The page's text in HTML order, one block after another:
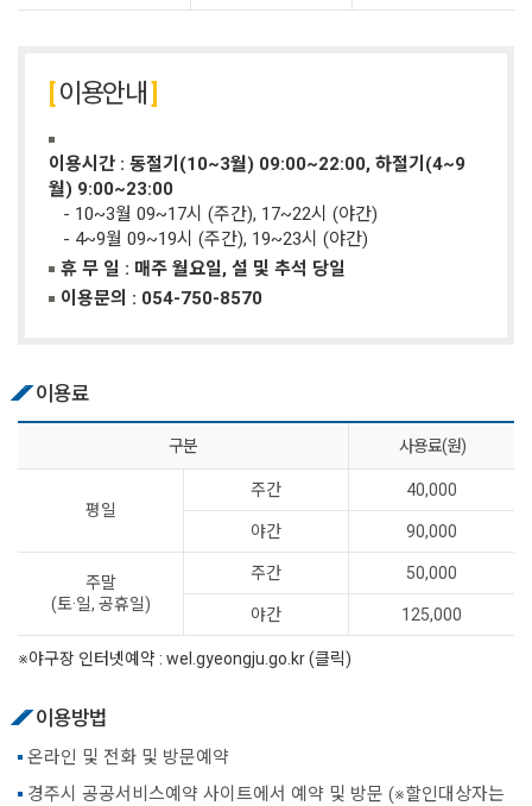
이용안내
이용시간 : 동절기(10~3월) 09:00~22:00, 하절기(4~9
월) 9:00~23:00
- 10~3월 09~17시 (주간), 17~22시 (야간)
- 4~9월 09~19시 (주간), 19~23시 (야간)
휴 무 일 : 매주 월요일, 설 및 추석 당일
이용문의 : 054-750-8570
이용료
구분 사용료(원)
평일
주간 40,000
야간 90,000
주말
(토·일, 공휴일)
주간 50,000
야간 125,000
※야구장 인터넷예약 : wel.gyeongju.go.kr (클릭)
이용방법
온라인 및 전화 및 방문예약
경주시 공공서비스예약 사이트에서 예약 및 방문 (※할인대상자는